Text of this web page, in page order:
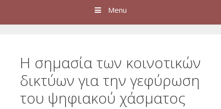
Menu
Η σημασία των κοινοτικών
δικτύων για την γεφύρωση
του ψηφιακού χάσματος